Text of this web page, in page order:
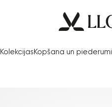
KolekcijasKopšana un piederumi